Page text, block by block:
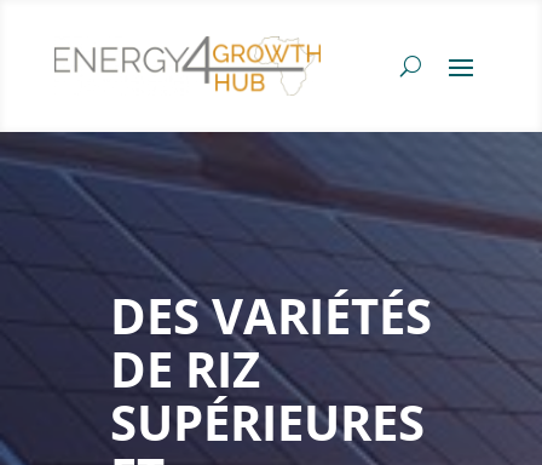
DES VARIÉTÉS
DE RIZ
SUPÉRIEURES